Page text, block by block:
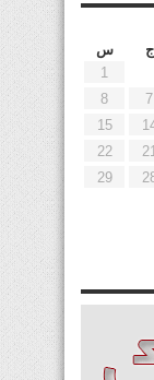
ج
س
1
7
8
15
22
29